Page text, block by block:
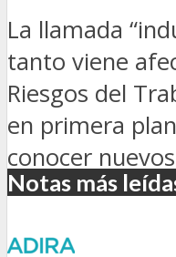
La llamada
tanto viene
Riesgos del
en primera
conocer
Notas más